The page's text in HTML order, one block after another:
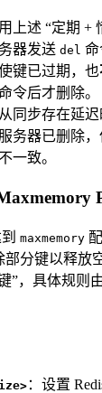
上述 “定期 +
器发送 del 命
键已过期，也
令后才删除。
同步存在延
务器已删除，
一致。
maxmemory
部分键以释放
”，具体规则
：设置